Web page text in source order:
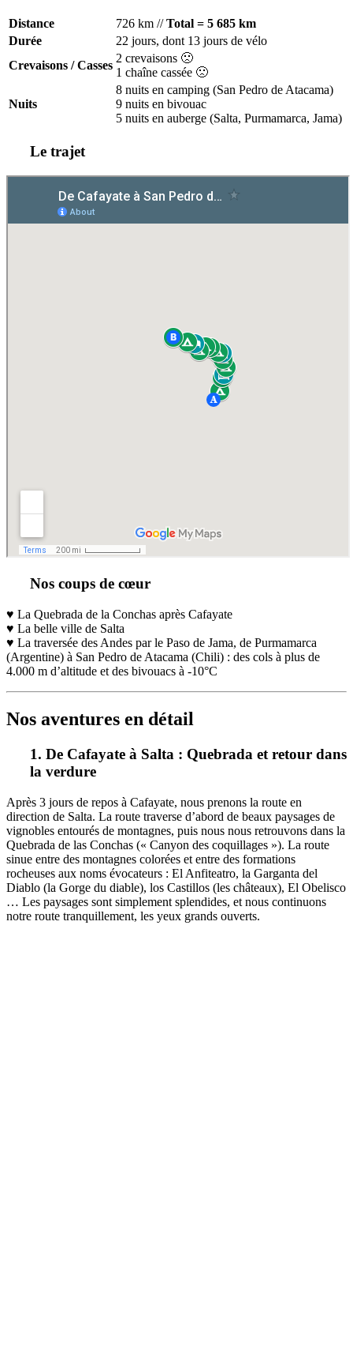
Distance 726 km //Total = 5 685 km
Durée
22 jours, dont 13 jours de vélo
Crevaisons / Casses
2 crevaisons 🙁
1 chaîne cassée 🙁
Nuits
8 nuits en camping (San Pedro de Atacama)
9 nuits en bivouac
5 nuits en auberge (Salta, Purmamarca, Jama)
Le trajet
Nos coups de cœur
♥ La Quebrada de la Conchas après Cafayate
♥ La belle ville de Salta
♥ La traversée des Andes par le Paso de Jama, de Purmamarca
(Argentine) à San Pedro de Atacama (Chili) : des cols à plus de
4.000 m d’altitude et des bivouacs à -10°C
Nos aventures en détail
1. De Cafayate à Salta : Quebrada et retour dans
la verdure
Après 3 jours de repos à Cafayate, nous prenons la route en
direction de Salta. La route traverse d’abord de beaux paysages de
vignobles entourés de montagnes, puis nous nous retrouvons dans la
Quebrada de las Conchas (« Canyon des coquillages »). La route
sinue entre des montagnes colorées et entre des formations
rocheuses aux noms évocateurs : El Anfiteatro, la Garganta del
Diablo (la Gorge du diable), los Castillos (les châteaux), El Obelisco
… Les paysages sont simplement splendides, et nous continuons
notre route tranquillement, les yeux grands ouverts.